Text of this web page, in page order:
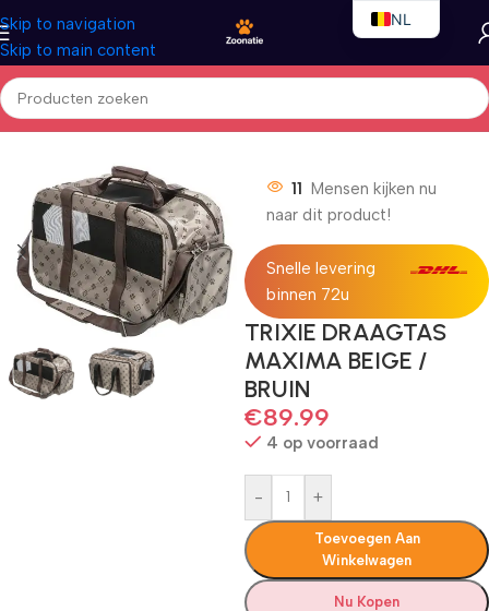
Skip to navigation
Skip to main content
Home/Honden/Hondentas
11 Mensen kijken nu
naar dit product!
Snelle levering
binnen 72u
TRIXIE DRAAGTAS
MAXIMA BEIGE /
BRUIN
€89.99
4 op voorraad
- +
Toevoegen Aan
Winkelwagen
Nu Kopen
NL